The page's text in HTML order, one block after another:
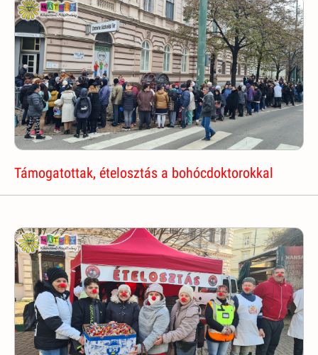
Támogatottak, ételosztás a bohócdoktorokkal